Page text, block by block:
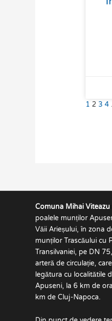
1 2 3 4
Comuna Mihai Viteazu
poalele munților
Văii Arieșului, în zona
munților Trascăului cu
Transilvaniei, pe DN
arteră de circulație,
legătura cu localitătile
Apuseni, la 6 km de
km de Cluj-Napoca.